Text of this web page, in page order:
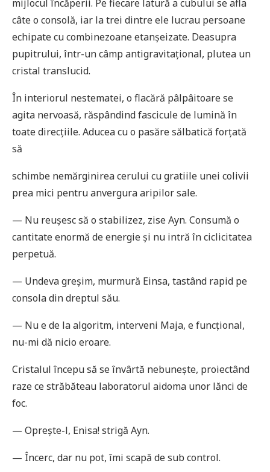
mijlocul încăperii. Pe fiecare latură a cubului se afla
câte o consolă, iar la trei dintre ele lucrau persoane
echipate cu combinezoane etanșeizate. Deasupra
pupitrului, într-un câmp antigravitaţional, plutea un
cristal translucid.
În interiorul nestematei, o flacără pâlpâitoare se
agita nervoasă, răspândind fascicule de lumină în
toate direcţiile. Aducea cu o pasăre sălbatică forţată
să
schimbe nemărginirea cerului cu gratiile unei colivii
prea mici pentru anvergura aripilor sale.
— Nu reușesc să o stabilizez, zise Ayn. Consumă o
cantitate enormă de energie și nu intră în ciclicitatea
perpetuă.
— Undeva greșim, murmură Einsa, tastând rapid pe
consola din dreptul său.
— Nu e de la algoritm, interveni Maja, e funcţional,
nu-mi dă nicio eroare.
Cristalul începu să se învârtă nebunește, proiectând
raze ce străbăteau laboratorul aidoma unor lănci de
foc.
— Oprește-l, Enisa! strigă Ayn.
— Încerc, dar nu pot, îmi scapă de sub control.